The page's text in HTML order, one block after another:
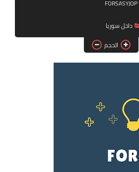
فرص عمل في العراق
فرص عمل في اليمن
FORSASYJOP
داخل سوريا
الحجم